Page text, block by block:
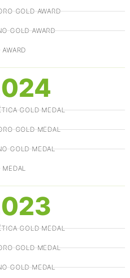
GOLD AWARD
GOLD AWARD
GOLD MEDAL
GOLD MEDAL
GOLD MEDAL
GOLD MEDAL
GOLD MEDAL
GOLD MEDAL